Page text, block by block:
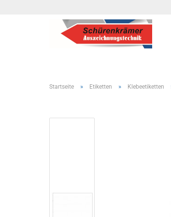
Startseite » Etiketten » Klebeetiketten